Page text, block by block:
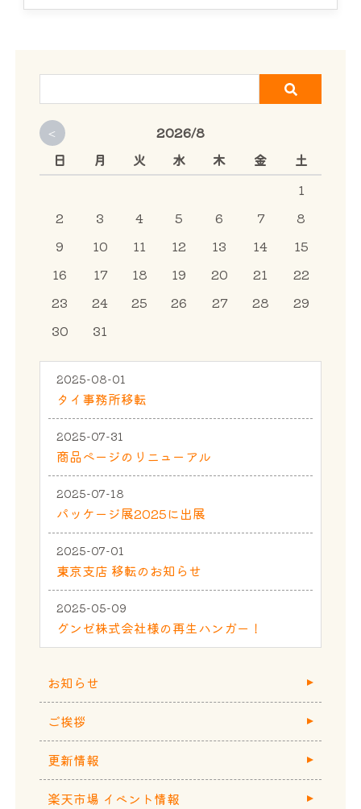
<
2026/8
日
月 火 水 木 金
土
1
2
3 4 5 6 7
8
9
10 11 12 13 14
15
16
17 18 19 20 21
22
23
24 25 26 27 28
29
30
31
2025-08-01
タイ事務所移転
2025-07-31
商品ページのリニューアル
2025-07-18
パッケージ展2025に出展
2025-07-01
東京支店 移転のお知らせ
2025-05-09
グンゼ株式会社様の再生ハンガー！
お知らせ
ご挨拶
更新情報
楽天市場 イベント情報